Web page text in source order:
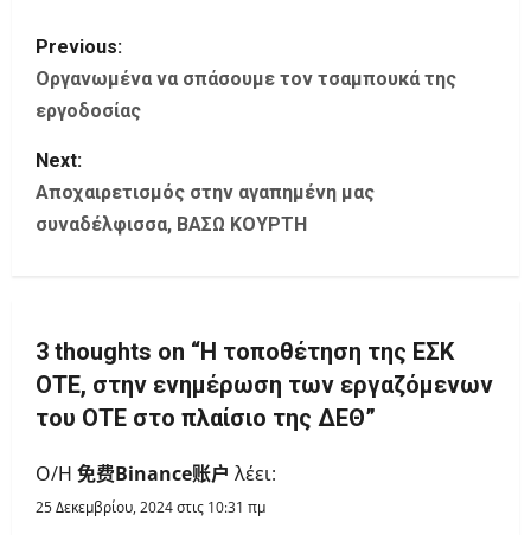
P
o
t
n
v
i
g
a
Previous:
Οργανωμένα να σπάσουμε τον τσαμπουκά της
εργοδοσίας
Next:
Αποχαιρετισμός στην αγαπημένη μας
συναδέλφισσα, ΒΑΣΩ ΚΟΥΡΤΗ
3 thoughts on “Η τοποθέτηση της ΕΣΚ
ΟΤΕ, στην ενημέρωση των εργαζόμενων
του ΟΤΕ στο πλαίσιο της ΔΕΘ”
Ο/Η 免费Binance账户 λέει:
25 Δεκεμβρίου, 2024 στις 10:31 πμ